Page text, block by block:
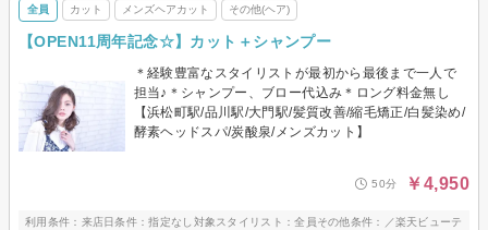
全員 カット メンズヘアカット その他(ヘア)
【OPEN11周年記念☆】カット＋シャンプー
＊経験豊富なスタイリストが最初から最後まで一人で
担当♪＊シャンプー、ブロー代込み＊ロング料金無し
【浜松町駅/品川駅/大門駅/髪質改善/縮毛矯正/白髪染め/
酵素ヘッドスパ/炭酸泉/メンズカット】
50分 ￥4,950
利用条件：来店日条件：指定なし対象スタイリスト：全員その他条件：／楽天ビューテ